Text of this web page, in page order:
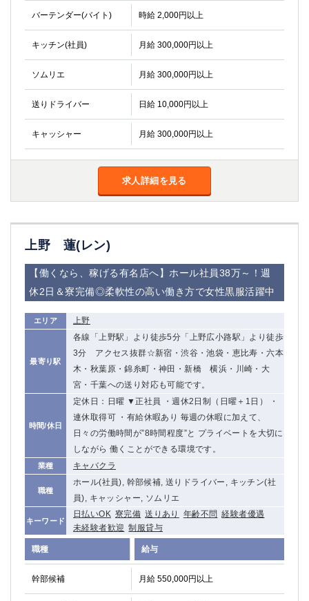
バーテンダー(バイト) 時給 2,000円以上
キッチン(社員) 月給 300,000円以上
ソムリエ 月給 300,000円以上
送りドライバー 日給 10,000円以上
キャッシャー 月給 300,000円以上
求人詳細を見る
上野 蓮(レン)
【働くなら、稼げる有名店へ】ホール社員38万～！週
休2日＆寮完備◎柔軟性の高い働き方で女性黒服活躍中
エリア 上野
最寄り駅
各線「上野駅」より徒歩5分「上野広小路駅」より徒歩
3分 アクセス抜群☆新宿・渋谷・池袋・恵比寿・六本
木・秋葉原・錦糸町・神田・新橋 横浜・川崎・大
宮・千葉への送り対応も可能です。
時間/休日
定休日：日曜 ▼正社員 ・週休2日制（日曜＋1日） ・
連休取得可 ・有給休暇あり 毎週の休暇に加えて、
日々の労働時間が”8時間程度”と プライベートを大切に
しながら 働くことができる環境です。
業種 キャバクラ
職種
ホール(社員), 幹部候補, 送りドライバー, キッチン(社
員), キャッシャー, ソムリエ
キーワード
日払いOK 寮完備 送りあり 年齢不問 経験者優遇
未経験者歓迎 制服貸与
職種 給与
幹部候補 月給 550,000円以上